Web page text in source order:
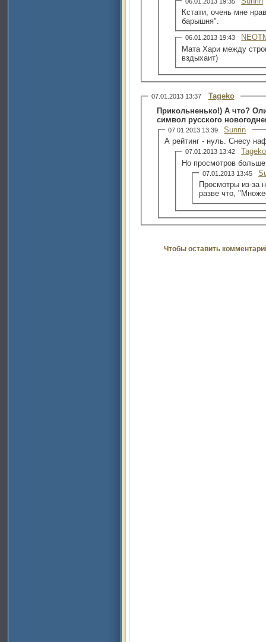
Кстати, очень мне
барышня".
06.01.2013 19:43
Мата Хари между
вздыхаит)
07.01.2013 13:37
Tageko
Прикольненько!) А что?
символ русского
07.01.2013 13:39
Sunrin
А рейтинг - нуль. Снесу
07.01.2013 13:42
Tageko
Но просмотров
07.01.2013 13:45
Просмотры из-за
разве что,
Чтобы оставить